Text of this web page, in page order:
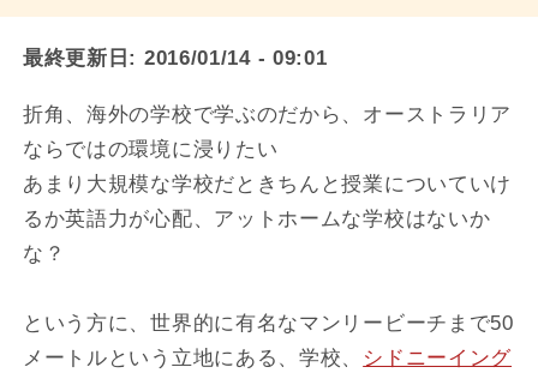
最終更新日: 2016/01/14 - 09:01
折角、海外の学校で学ぶのだから、オーストラリア
ならではの環境に浸りたい
あまり大規模な学校だときちんと授業についていけ
るか英語力が心配、アットホームな学校はないか
な？
という方に、世界的に有名なマンリービーチまで50
メートルという立地にある、学校、 シドニーイング